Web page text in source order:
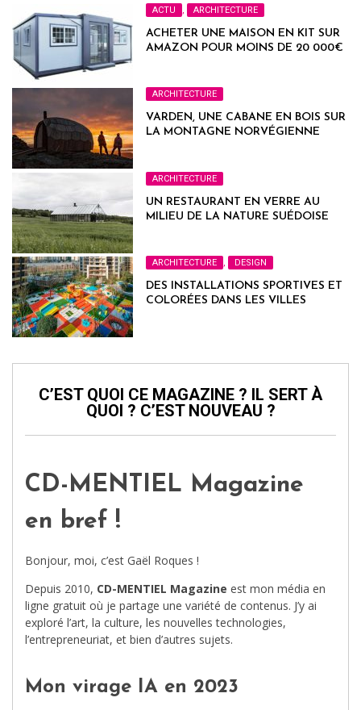
ACTU , ARCHITECTURE
ACHETER UNE MAISON EN KIT SUR
AMAZON POUR MOINS DE 20 000€
ARCHITECTURE
VARDEN, UNE CABANE EN BOIS SUR
LA MONTAGNE NORVÉGIENNE
ARCHITECTURE
UN RESTAURANT EN VERRE AU
MILIEU DE LA NATURE SUÉDOISE
ARCHITECTURE , DESIGN
DES INSTALLATIONS SPORTIVES ET
COLORÉES DANS LES VILLES
C’EST QUOI CE MAGAZINE ? IL SERT À
QUOI ? C’EST NOUVEAU ?
CD-MENTIEL Magazine
en bref !
Bonjour, moi, c’est Gaël Roques !
Depuis 2010, CD-MENTIEL Magazine est mon média en
ligne gratuit où je partage une variété de contenus. J’y ai
exploré l’art, la culture, les nouvelles technologies,
l’entrepreneuriat, et bien d’autres sujets.
Mon virage IA en 2023